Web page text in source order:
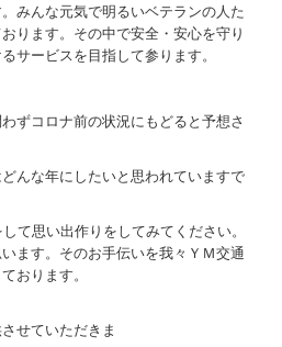
みんな元気で明るいベテランの人た
ります。その中で安全・安心を守り
サービスを目指して参ります。
ずコロナ前の状況にもどると予想さ
んな年にしたいと思われていますで
て思い出作りをしてみてください。
ます。そのお手伝いを我々ＹＭ交通
おります。
せていただきま